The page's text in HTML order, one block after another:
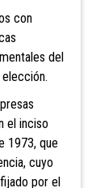
con
del
el inciso
1973, que
cuyo
por el